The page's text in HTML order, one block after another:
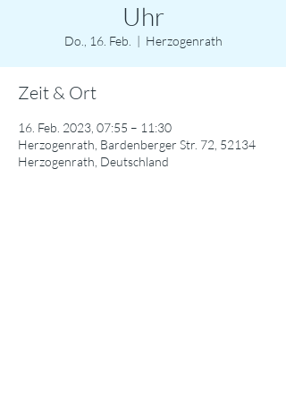
Uhr
Do., 16. Feb.
  |
Herzogenrath
Zeit & Ort
16. Feb. 2023, 07:55 – 11:30
Herzogenrath, Bardenberger Str. 72, 52134
Herzogenrath, Deutschland